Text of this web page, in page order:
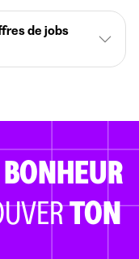
de jobs
BONHEUR
TON